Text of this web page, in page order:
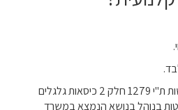
חובת תקינה: חייב לעמוד בדרישות ת"י 1279 חלק 2 כיסאות גלגלים
בנוהל בנושא הנמצא במשרד